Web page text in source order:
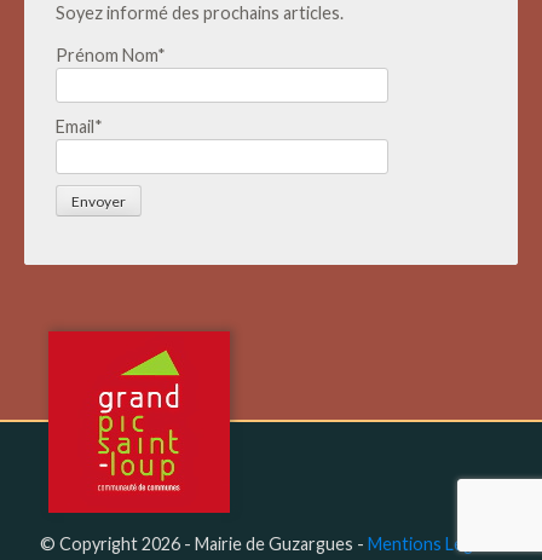
Soyez informé des prochains articles.
Prénom Nom*
Email*
© Copyright 2026 - Mairie de Guzargues - Mentions Légales